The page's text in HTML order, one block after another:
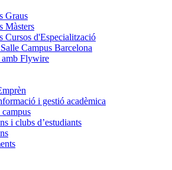
Graus
Màsters
Cursos d'Especialització
Campus Barcelona
amb Flywire
i gestió acadèmica
campus
i clubs d’estudiants